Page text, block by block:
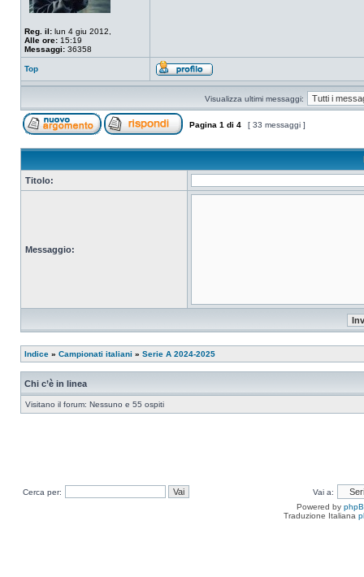
Reg. il: lun 4 giu 2012,
Alle ore: 15:19
Messaggi: 36358
Top
Visualizza ultimi messaggi:
Pagina 1 di 4 [ 33 messaggi ]
Titolo:
Messaggio:
Indice » Campionati italiani » Serie A 2024-2025
Chi c’è in linea
Visitano il forum: Nessuno e 55 ospiti
Cerca per:
Vai a:
Powered by
Traduzione Italiana